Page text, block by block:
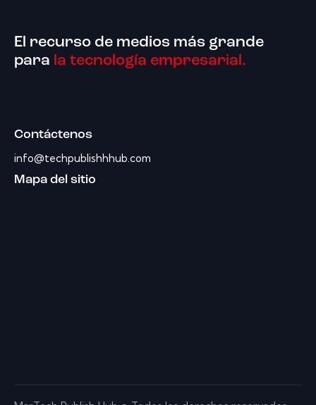
El recurso de medios más grande
para la tecnología empresarial.
Contáctenos
info@techpublishhhub.com
Mapa del sitio